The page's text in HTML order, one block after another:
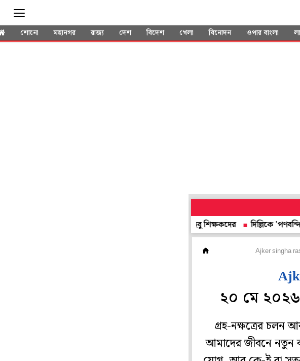
শোনো মহানগর রাজ্য দেশ বিদেশ খেলা বিনোদন ওপার বাংলা
করলেও নিয়োগ হয়নি, 'ঘাস খেয়ে' প্রতিবাদ কেরলের হবু শিক্ষকদের
দিল্লিকে 'পণবন্দি' করে
Ajker singha
২০ মে
গ্রহ-নক্ষত্রের চলন
আমাদের জীবনে নতুন